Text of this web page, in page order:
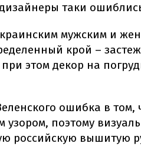
таки
мужским и
крой –
этом декор на
ошибка в том,
поэтому
российскую вышитую